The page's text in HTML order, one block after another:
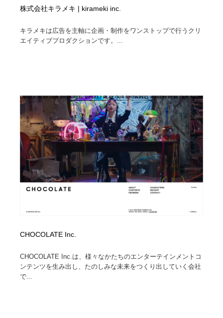
株式会社キラメキ | kirameki inc.
キラメキは広告を主軸に企画・制作をワンストップで行うクリ
エイティブプロダクションです。...
CHOCOLATE Inc.
CHOCOLATE Inc.は、様々なかたちのエンターテインメントコ
ンテンツを生み出し、たのしみな未来をつくり出していく会社
で...